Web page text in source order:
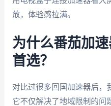
放，体验感拉满。
为什么番茄加
首选？
对比过很多回国加速器后，
它不仅解决了地域限制的问